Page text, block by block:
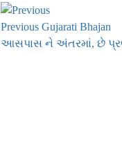
Previous Gujarati Bhajan
આસપાસ ને અંતરમાં, છે